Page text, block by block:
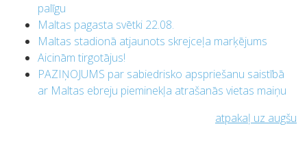
palīgu
Maltas pagasta svētki 22.08.
Maltas stadionā atjaunots skrejceļa marķējums
Aicinām tirgotājus!
PAZIŅOJUMS par sabiedrisko apspriešanu saistībā
ar Maltas ebreju pieminekļa atrašanās vietas maiņu
atpakaļ uz augšu